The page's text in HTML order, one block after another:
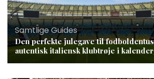
Samtlige Guides
Den perfekte julegave til
autentisk italiensk klubtrøje i